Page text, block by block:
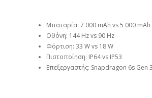
Μπαταρία: 7 000 mAh vs 5 000 mAh
Οθόνη: 144 Hz vs 90 Hz
Φόρτιση: 33 W vs 18 W
Πιστοποίηση: IP64 vs IP53
Επεξεργαστής: Snapdragon 6s Gen